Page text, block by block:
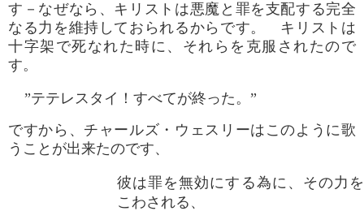
す－なぜなら、キリストは悪魔と罪を支配する完全
なる力を維持しておられるからです。 キリストは
十字架で死なれた時に、それらを克服されたので
す。
”テテレスタイ！すべてが終った。”
ですから、チャールズ・ウェスリーはこのように歌
うことが出来たのです、
彼は罪を無効にする為に、その力を
こわされる、